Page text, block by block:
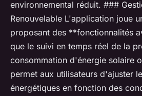
environnemental réduit. ###
Renouvelable L'application joue
proposant des **fonctionnalités
que le suivi en temps réel de la
consommation d'énergie solaire
permet aux utilisateurs d'ajuster
énergétiques en fonction des